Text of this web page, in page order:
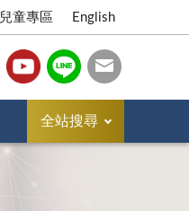
兒童專區 English
全站搜尋